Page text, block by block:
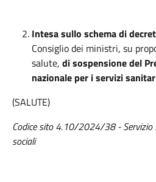
Intesasullo schema di
Consiglio dei ministri, su
salute, di sospensione del
nazionale per i servizi
(SALUTE)
Codice sito 4.10/2024/38- Servizio
sociali